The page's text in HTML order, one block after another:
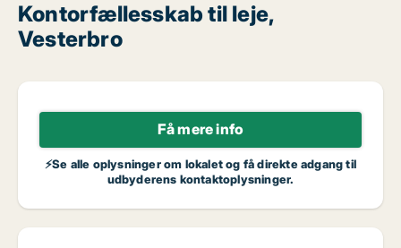
Kontorfællesskab til leje,
Vesterbro
Få mere info
⚡Se alle oplysninger om lokalet og få direkte adgang til
udbyderens kontaktoplysninger.